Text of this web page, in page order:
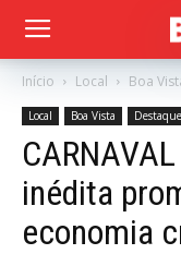
Início Local Boa
Local Boa Vista Destaque
inédita
economia